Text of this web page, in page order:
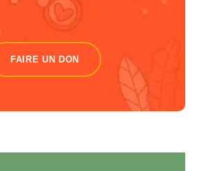
FAIRE UN DON